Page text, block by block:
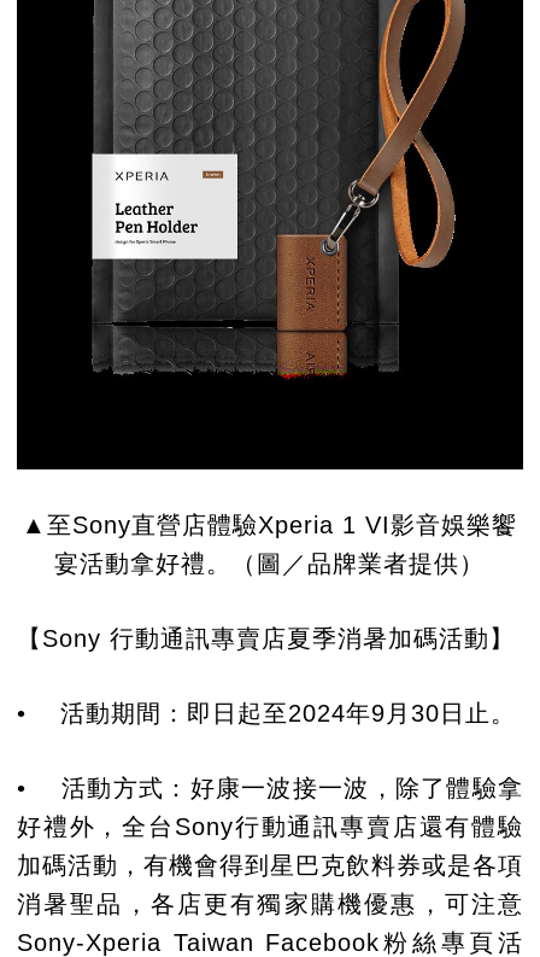
▲至Sony直營店體驗Xperia 1 VI影音娛樂饗
宴活動拿好禮。（圖／品牌業者提供）
【Sony 行動通訊專賣店夏季消暑加碼活動】
• 活動期間：即日起至2024年9月30日止。
• 活動方式：好康一波接一波，除了體驗拿
好禮外，全台Sony行動通訊專賣店還有體驗
加碼活動，有機會得到星巴克飲料券或是各項
消暑聖品，各店更有獨家購機優惠，可注意
Sony-Xperia Taiwan Facebook粉絲專頁活